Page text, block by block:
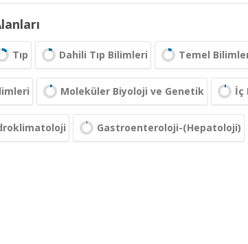
Tıp Dahili Tıp Bilimleri Temel
Moleküler Biyoloji ve Genetik İç
Gastroenteroloji-(Hepatoloji)